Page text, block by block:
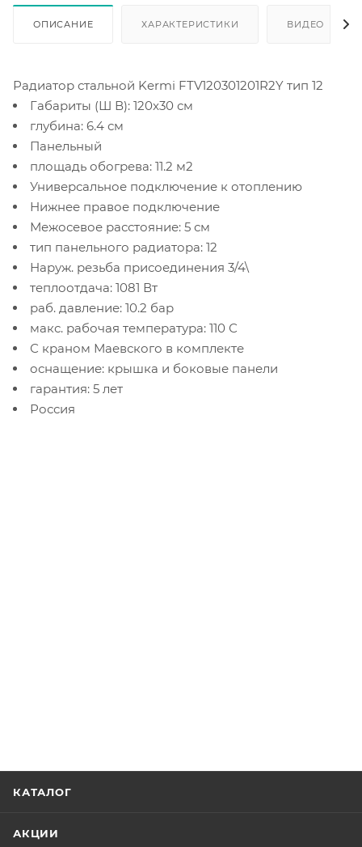
ОПИСАНИЕ ХАРАКТЕРИСТИКИ ВИДЕО (2)
Радиатор стальной Kermi FTV120301201R2Y тип 12
Габариты (Ш В): 120x30 см
глубина: 6.4 см
Панельный
площадь обогрева: 11.2 м2
Универсальное подключение к отоплению
Нижнее правое подключение
Межосевое расстояние: 5 см
тип панельного радиатора: 12
Наруж. резьба присоединения 3/4\
теплоотдача: 1081 Вт
раб. давление: 10.2 бар
макс. рабочая температура: 110 С
С краном Маевского в комплекте
оснащение: крышка и боковые панели
гарантия: 5 лет
Россия
КАТАЛОГ
АКЦИИ